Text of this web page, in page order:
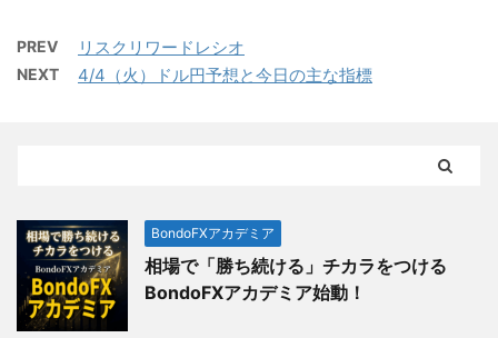
PREV リスクリワードレシオ
NEXT 4/4（火）ドル円予想と今日の主な指標
BondoFXアカデミア
相場で「勝ち続ける」チカラをつける
BondoFXアカデミア始動！